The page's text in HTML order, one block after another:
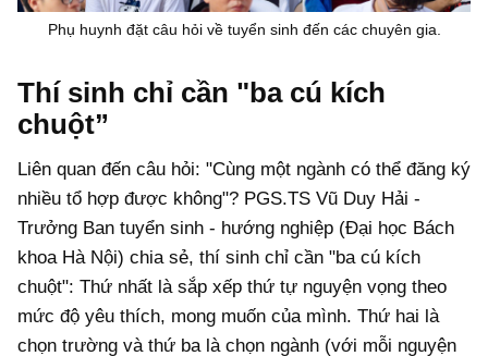
Phụ huynh đặt câu hỏi về tuyển sinh đến các chuyên gia.
Thí sinh chỉ cần "ba cú kích
chuột”
Liên quan đến câu hỏi: "Cùng một ngành có thể đăng ký
nhiều tổ hợp được không"? PGS.TS Vũ Duy Hải -
Trưởng Ban tuyển sinh - hướng nghiệp (Đại học Bách
khoa Hà Nội) chia sẻ, thí sinh chỉ cần "ba cú kích
chuột": Thứ nhất là sắp xếp thứ tự nguyện vọng theo
mức độ yêu thích, mong muốn của mình. Thứ hai là
chọn trường và thứ ba là chọn ngành (với mỗi nguyện